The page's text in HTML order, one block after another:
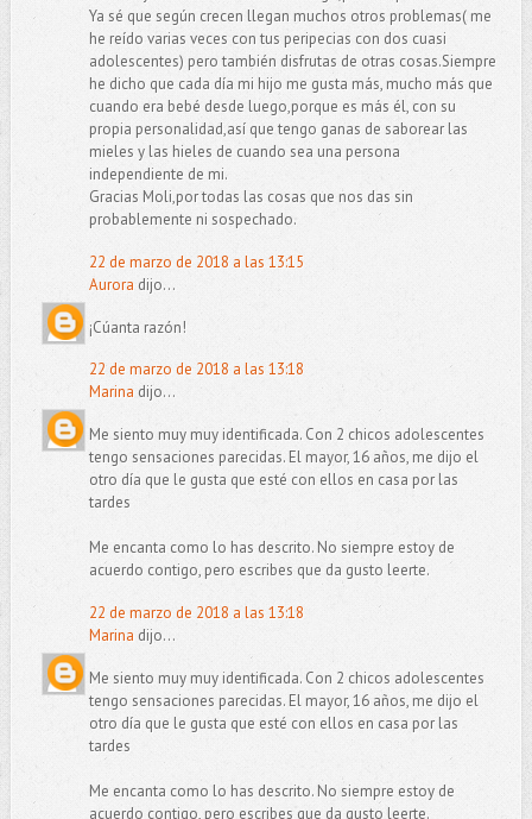
Ya sé que según crecen llegan muchos otros problemas( me
he reído varias veces con tus peripecias con dos cuasi
adolescentes) pero también disfrutas de otras cosas.Siempre
he dicho que cada día mi hijo me gusta más, mucho más que
cuando era bebé desde luego,porque es más él, con su
propia personalidad,así que tengo ganas de saborear las
mieles y las hieles de cuando sea una persona
independiente de mi.
Gracias Moli,por todas las cosas que nos das sin
probablemente ni sospechado.
22 de marzo de 2018 a las 13:15
Aurora dijo...
¡Cúanta razón!
22 de marzo de 2018 a las 13:18
Marina dijo...
Me siento muy muy identificada. Con 2 chicos adolescentes
tengo sensaciones parecidas. El mayor, 16 años, me dijo el
otro día que le gusta que esté con ellos en casa por las
tardes
Me encanta como lo has descrito. No siempre estoy de
acuerdo contigo, pero escribes que da gusto leerte.
22 de marzo de 2018 a las 13:18
Marina dijo...
Me siento muy muy identificada. Con 2 chicos adolescentes
tengo sensaciones parecidas. El mayor, 16 años, me dijo el
otro día que le gusta que esté con ellos en casa por las
tardes
Me encanta como lo has descrito. No siempre estoy de
acuerdo contigo, pero escribes que da gusto leerte.